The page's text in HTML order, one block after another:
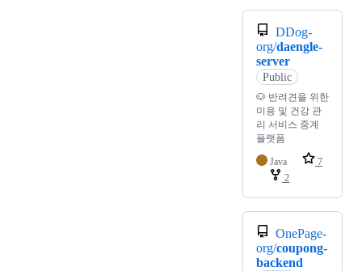
DDog-
org/daengle-
server
Public
🐶 반려견을 위한
미용 및 건강 관
리 서비스 중계
플랫폼
Java
7
2
OnePage-
org/coupong-
backend